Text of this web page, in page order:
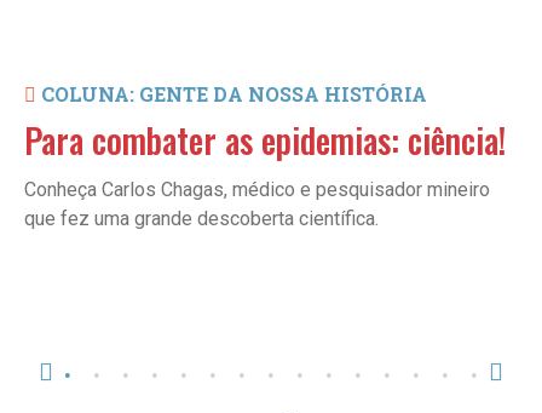
COLUNA: GENTE DA NOSSA HISTÓRIA
Para combater as epidemias: ciência!
Conheça Carlos Chagas, médico e pesquisador mineiro
que fez uma grande descoberta científica.